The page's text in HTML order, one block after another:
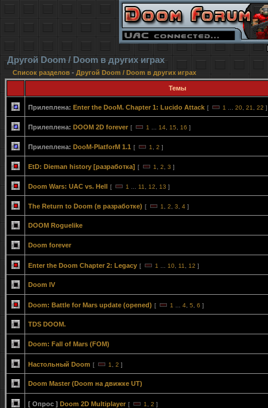
Другой Doom / Doom в других играх
Список разделов - Другой Doom / Doom в других играх
Темы
Прилеплена: Enter the DooM. Chapter 1: Lucido Attack [ 1 20 21 22 ]
Прилеплена: DOOM 2D forever [ 1 14 15 16 ]
Прилеплена: DooM-PlatforM 1.1 [ 1 2 ]
EtD: Dieman history [разработка] [ 1 2 3 ]
Doom Wars: UAC vs. Hell [ 1 11 12 13 ]
The Return to Doom (в разработке) [ 1 2 3 4 ]
DOOM Roguelike
Doom forever
Enter the Doom Chapter 2: Legacy [ 1 10 11 12 ]
Doom IV
Doom: Battle for Mars update (opened) [ 1 4 5 6 ]
TDS DOOM.
Doom: Fall of Mars (FOM)
Настольный Doom [ 1 2 ]
Doom Master (Doom на движке UT)
[ Опрос ] Doom 2D Multiplayer [ 1 2 ]